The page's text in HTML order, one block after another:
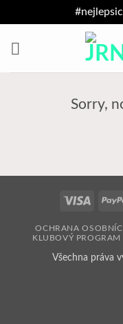
Sorry,
Visa
OCHRANA
KLUBOVÝ PROGRAM
Všechna práva